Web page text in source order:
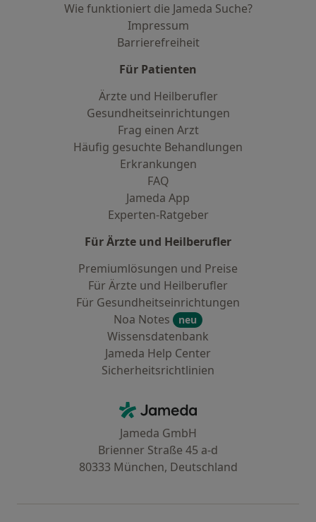
Wie funktioniert die Jameda Suche?
Impressum
Barrierefreiheit
Für Patienten
Ärzte und Heilberufler
Gesundheitseinrichtungen
Frag einen Arzt
Häufig gesuchte Behandlungen
Erkrankungen
FAQ
Jameda App
Experten-Ratgeber
Für Ärzte und Heilberufler
Premiumlösungen und Preise
Für Ärzte und Heilberufler
Für Gesundheitseinrichtungen
Noa Notes
neu
Wissensdatenbank
Jameda Help Center
Sicherheitsrichtlinien
Jameda - Startseite
Jameda GmbH
Brienner Straße 45 a-d
80333 München, Deutschland